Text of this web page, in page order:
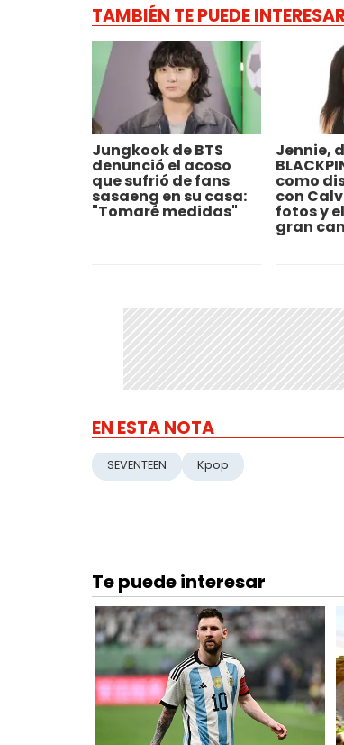
TAMBIÉN TE PUEDE
Jungkook de BTS
denunció el acoso
que sufrió de fans
sasaeng en su casa:
"Tomaré medidas"
Jennie,
como
con
fotos y
gran
EN ESTA NOTA
SEVENTEEN Kpop